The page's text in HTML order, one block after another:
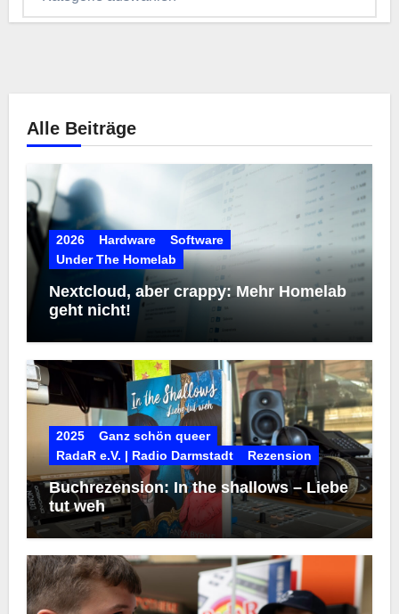
Alle Beiträge
2026 Hardware
Software
Under The Homelab
Nextcloud, aber crappy: Mehr Homelab
geht nicht!
2025
Ganz schön queer
RadaR e.V. | Radio Darmstadt
Rezension
Buchrezension: In the shallows – Liebe
tut weh